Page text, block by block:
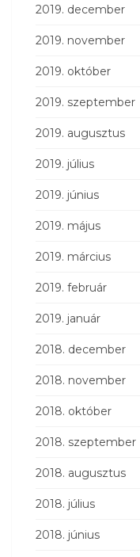
2019. december
2019. november
2019. október
2019. szeptember
2019. augusztus
2019. július
2019. június
2019. május
2019. március
2019. február
2019. január
2018. december
2018. november
2018. október
2018. szeptember
2018. augusztus
2018. július
2018. június